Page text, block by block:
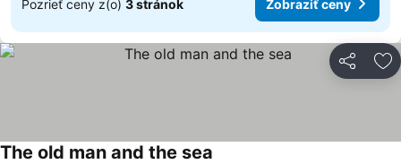
Pozrieť ceny z(o) 3 stránok Zobraziť ceny
Zdieľať
The old man and the sea